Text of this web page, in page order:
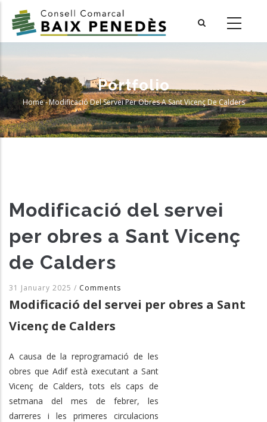
main
Portfolio
Breadcrumb
Home-Modificació Del Servei Per Obres A Sant Vicenç De Calders
Modificació del servei
per obres a Sant Vicenç
de Calders
31 January 2025 / Comments
Modificació del servei per obres a Sant
Vicenç de Calders
A causa de la reprogramació de les
obres que Adif està executant a Sant
Vicenç de Calders, tots els caps de
setmana del mes de febrer, les
darreres i les primeres circulacions